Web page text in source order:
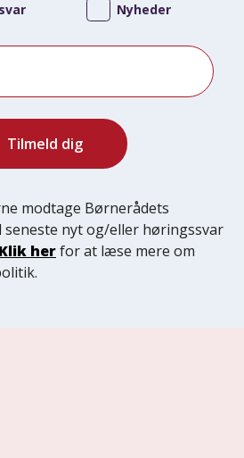
Nyheder
modtage Børnerådets
seneste nyt og/eller høringssvar
Klik herfor at læse mere om